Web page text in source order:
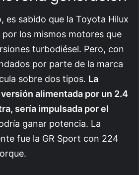
es sabido que la Toyota Hilux
los mismos motores que
turbodiésel. Pero, con
por parte de la marca
sobre dos tipos. La
alimentada por un 2.4
sería impulsada por el
ganar potencia. La
fue la GR Sport con 224